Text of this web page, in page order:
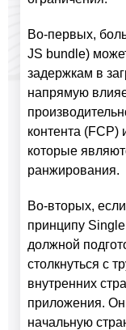
Во-первых,
JS bundle)
задержкам в
напрямую
контента
которые
ранжирования.
Во-вторых,
принципу
должной
столкнуться с
внутренних
приложения. Он
начальную